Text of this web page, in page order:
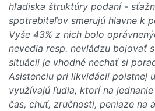
hľadiska štruktúry podaní -
spotrebiteľov smerujú hlavne k
Vyše 43% z nich bolo
nevedia resp. nevládzu bojovať
situácii je vhodné nechať si
Asistenciu pri likvidácii poistnej
využívajú ľudia, ktorí na
čas, chuť, zručnosti, peniaze na